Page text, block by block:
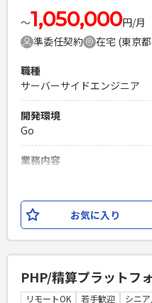
〜1,050,000円/月
準委任契約
在宅 (東京
職種
サーバーサイドエンジニア
開発環境
Go
業務内容
信システムの開発の2案件
だけるサーバーサイドエン
す。
での開発の熟練者（複雑な
語の実装・設計・レビューが
お気に入り
PHP/精算プラットフ
リモートOK 若手歓迎 シニ